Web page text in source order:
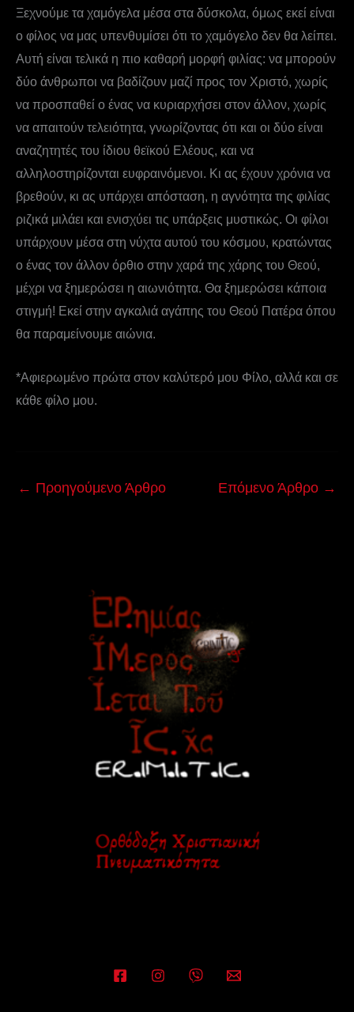
Ξεχνούμε τα χαμόγελα μέσα στα δύσκολα, όμως εκεί είναι
ο φίλος να μας υπενθυμίσει ότι το χαμόγελο δεν θα λείπει.
Αυτή είναι τελικά η πιο καθαρή μορφή φιλίας: να μπορούν
δύο άνθρωποι να βαδίζουν μαζί προς τον Χριστό, χωρίς
να προσπαθεί ο ένας να κυριαρχήσει στον άλλον, χωρίς
να απαιτούν τελειότητα, γνωρίζοντας ότι και οι δύο είναι
αναζητητές του ίδιου θεϊκού Ελέους, και να
αλληλοστηρίζονται ευφραινόμενοι. Κι ας έχουν χρόνια να
βρεθούν, κι ας υπάρχει απόσταση, η αγνότητα της φιλίας
ριζικά μιλάει και ενισχύει τις υπάρξεις μυστικώς. Οι φίλοι
υπάρχουν μέσα στη νύχτα αυτού του κόσμου, κρατώντας
ο ένας τον άλλον όρθιο στην χαρά της χάρης του Θεού,
μέχρι να ξημερώσει η αιωνιότητα. Θα ξημερώσει κάποια
στιγμή! Εκεί στην αγκαλιά αγάπης του Θεού Πατέρα όπου
θα παραμείνουμε αιώνια.
*Αφιερωμένο πρώτα στον καλύτερό μου Φίλο, αλλά και σε
κάθε φίλο μου.
← Προηγούμενο Άρθρο Επόμενο Άρθρο →